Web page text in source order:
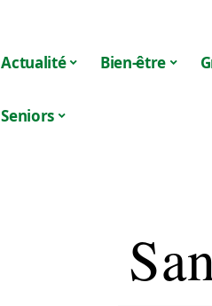
Actualité Bien-être
Seniors